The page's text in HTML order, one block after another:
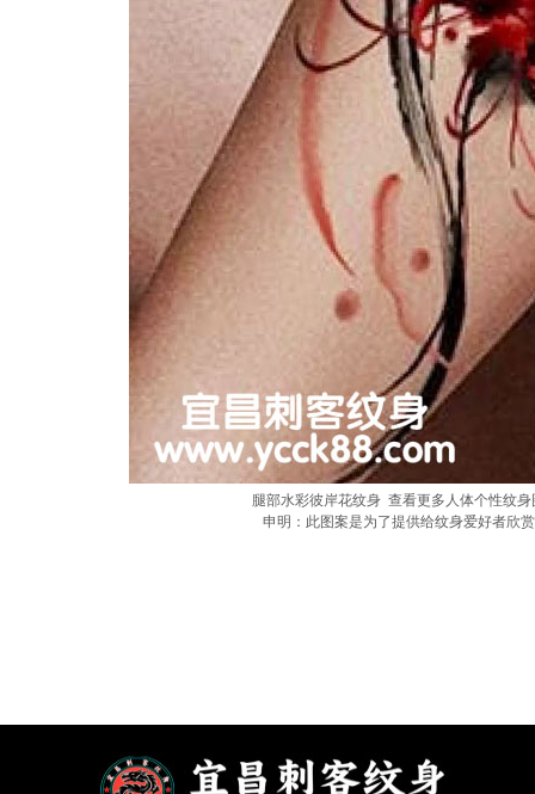
腿部水彩彼岸花纹身 查看更多人体个性纹
申明：此图案是为了提供给纹身爱好者欣